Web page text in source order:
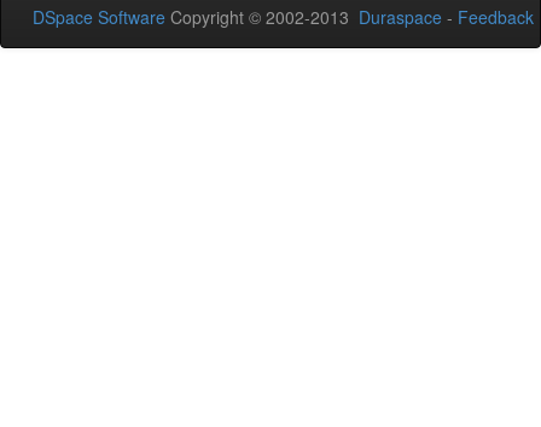
DSpace Software Copyright © 2002-2013 Duraspace - Feedback